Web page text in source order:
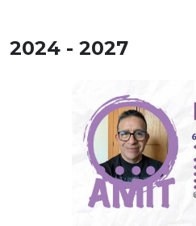
2024 - 2027